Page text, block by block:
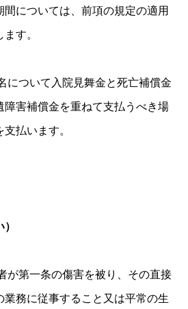
間については、前項の規定の適用
す。
について入院見舞金と死亡補償金
障害補償金を重ねて支払うべき場
払います。
が第一条の傷害を被り、その直接
業務に従事すること又は平常の生